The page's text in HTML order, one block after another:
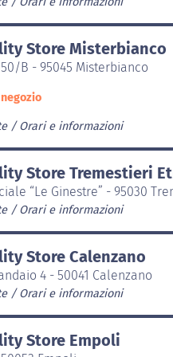
Store Misterbianco
B - 95045 Misterbianco
Orari e informazioni
Store Tremestieri
“Le Ginestre” - 95030
Orari e informazioni
Store Calenzano
4 - 50041 Calenzano
Orari e informazioni
Store Empoli